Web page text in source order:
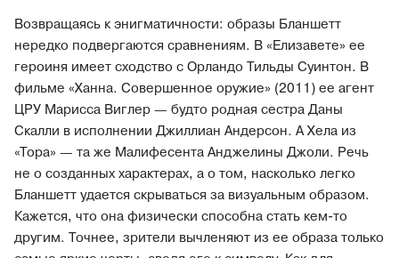
Возвращаясь к энигматичности: образы Бланшетт
нередко подвергаются сравнениям. В «Елизавете» ее
героиня имеет сходство с Орландо Тильды Суинтон. В
фильме «Ханна. Совершенное оружие» (2011) ее агент
ЦРУ Марисса Виглер — будто родная сестра Даны
Скалли в исполнении Джиллиан Андерсон. А Хела из
«Тора» — та же Малифесента Анджелины Джоли. Речь
не о созданных характерах, а о том, насколько легко
Бланшетт удается скрываться за визуальным образом.
Кажется, что она физически способна стать кем-то
другим. Точнее, зрители вычленяют из ее образа только